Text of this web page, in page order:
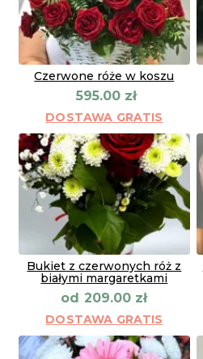
Czerwone róże w koszu
595.00 zł
DOSTAWA GRATIS
Bukiet z czerwonych róż z
białymi margaretkami
od 209.00 zł
DOSTAWA GRATIS